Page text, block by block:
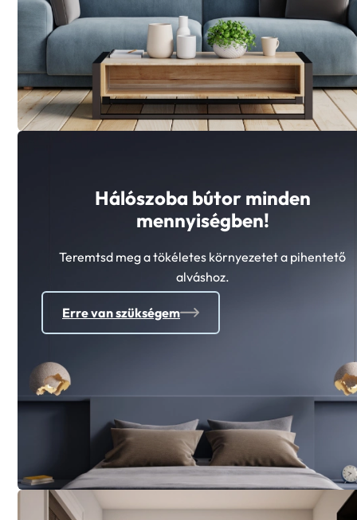
Hálószoba bútor minden
mennyiségben!
Teremtsd meg a tökéletes környezetet a pihentető
alváshoz.
Erre van szükségem